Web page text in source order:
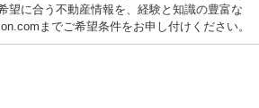
望に合う不動産情報を、経験と知識の豊富な
までご希望条件をお申し付けください。